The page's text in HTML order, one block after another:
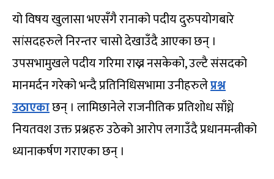
यो विषय खुलासा भएसँगै रानाको पदीय दुरुपयोगबारे
सांसदहरुले निरन्तर चासो देखाउँदै आएका छन् ।
उपसभामुखले पदीय गरिमा राख्न नसकेको, उल्टै संसदको
मानमर्दन गरेको भन्दै प्रतिनिधिसभामा उनीहरुलेप्रश्न
उठाएकाछन् । लामिछानेले राजनीतिक प्रतिशोध साँध्ने
नियतवश उक्त प्रश्नहरु उठेको आरोप लगाउँदै प्रधानमन्त्रीको
ध्यानाकर्षण गराएका छन् ।